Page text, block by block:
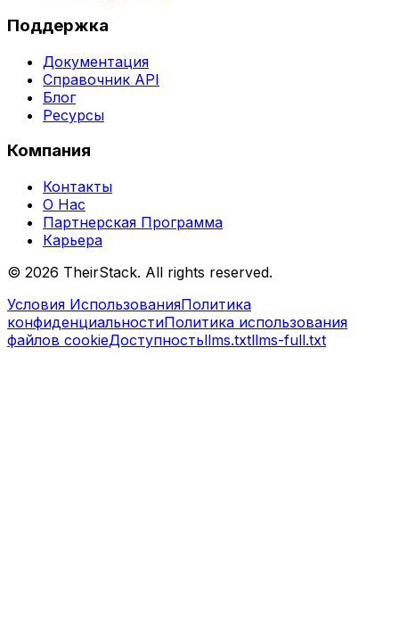
Поддержка
Документация
Справочник API
Блог
Ресурсы
Компания
Контакты
О Нас
Партнерская Программа
Карьера
© 2026 TheirStack. All rights reserved.
Условия ИспользованияПолитика
конфиденциальностиПолитика использования
файлов cookieДоступностьllms.txtllms-full.txt